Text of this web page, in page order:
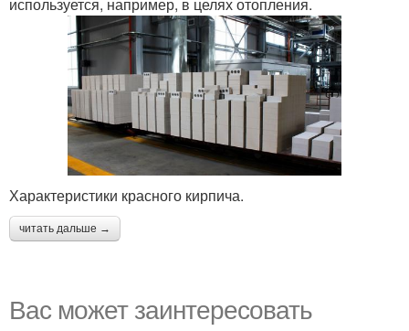
Характеристики красного кирпича.
читать дальше →
Вас может заинтересовать